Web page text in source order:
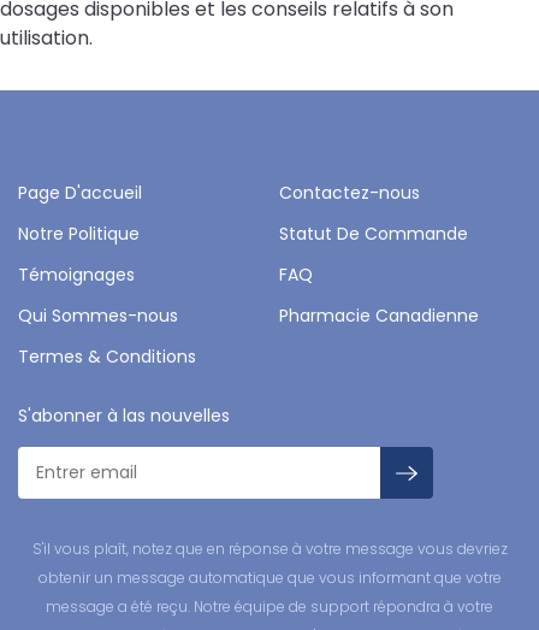
dosages disponibles et les conseils relatifs à son
utilisation.
Page D'accueil
Contactez-nous
Notre Politique
Statut De Commande
Témoignages
FAQ
Qui Sommes-nous
Pharmacie Canadienne
Termes & Conditions
S'abonner à las nouvelles
S'il vous plaît, notez que en réponse à votre message vous devriez
obtenir un message automatique que vous informant que votre
message a été reçu. Notre équipe de support répondra à votre